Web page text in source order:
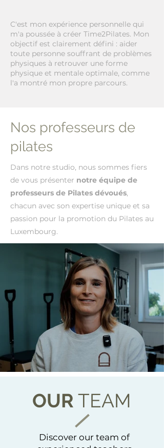
C'est mon expérience personnelle qui
m'a poussée à créer Time2Pilates. Mon
objectif est clairement défini : aider
toute personne souffrant de problèmes
physiques à retrouver une forme
physique et mentale optimale, comme
l'a montré mon propre parcours.
Nos professeurs de
pilates
Dans notre studio, nous sommes fiers
de vous présenter notre équipe de
professeurs de Pilates dévoués,
chacun avec son expertise unique et sa
passion pour la promotion du Pilates au
Luxembourg.
OUR TEAM
Discover our team of